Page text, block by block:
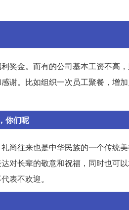
奖金。而有的公司基本工资不高
谢。比如组织一次员工聚餐，增
你们呢
尚往来也是中华民族的一个传统美
对长辈的敬意和祝福，同时也可
表不欢迎。